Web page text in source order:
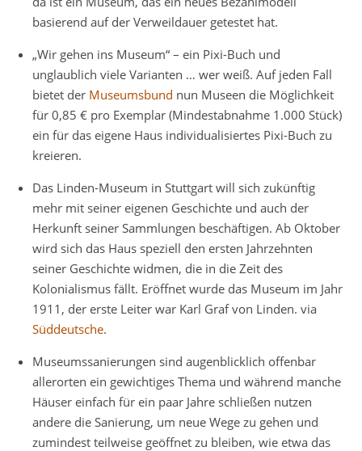
basierend auf der Verweildauer getestet hat.
„Wir gehen ins Museum“ – ein Pixi-Buch und
unglaublich viele Varianten … wer weiß. Auf jeden Fall
bietet der Museumsbund nun Museen die Möglichkeit
für 0,85 € pro Exemplar (Mindestabnahme 1.000 Stück)
ein für das eigene Haus individualisiertes Pixi-Buch zu
kreieren.
Das Linden-Museum in Stuttgart will sich zukünftig
mehr mit seiner eigenen Geschichte und auch der
Herkunft seiner Sammlungen beschäftigen. Ab Oktober
wird sich das Haus speziell den ersten Jahrzehnten
seiner Geschichte widmen, die in die Zeit des
Kolonialismus fällt. Eröffnet wurde das Museum im Jahr
1911, der erste Leiter war Karl Graf von Linden. via
Süddeutsche.
Museumssanierungen sind augenblicklich offenbar
allerorten ein gewichtiges Thema und während manche
Häuser einfach für ein paar Jahre schließen nutzen
andere die Sanierung, um neue Wege zu gehen und
zumindest teilweise geöffnet zu bleiben, wie etwa das